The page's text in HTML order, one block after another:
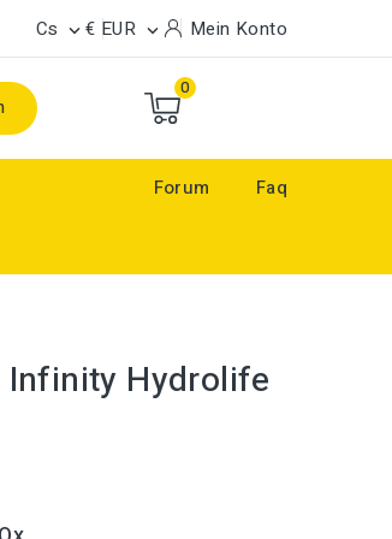
Cs € EUR  Mein Konto
0
Forum Faq
Infinity Hydrolife